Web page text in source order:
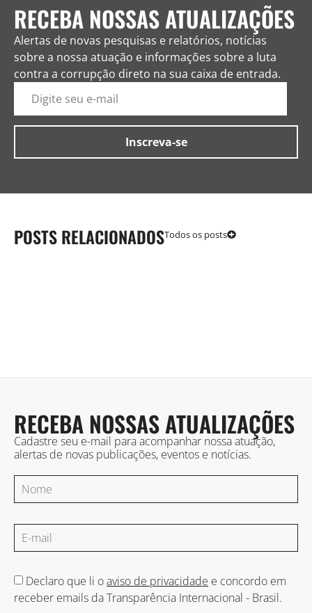
RECEBA NOSSAS ATUALIZAÇÕES
Alertas de novas pesquisas e relatórios, notícias
sobre a nossa atuação e informações sobre a luta
contra a corrupção direto na sua caixa de entrada.
POSTS RELACIONADOSTodos os posts
RECEBA NOSSAS ATUALIZAÇÕES
Cadastre seu e-mail para acompanhar nossa atuação,
alertas de novas publicações, eventos e notícias.
Declaro que li oaviso de privacidade e concordo em
receber emails da Transparência Internacional - Brasil.